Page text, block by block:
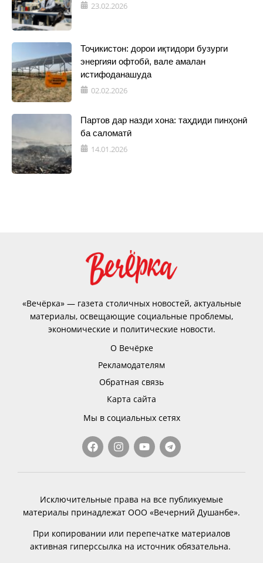
23.02.2026
Тоҷикистон: дорои иқтидори бузурги
энергияи офтобӣ, вале амалан
истифоданашуда
02.02.2026
Партов дар назди хона: таҳдиди пинҳонӣ
ба саломатӣ
14.01.2026
«Вечёрка» — газета столичных новостей, актуальные
материалы, освещающие социальные проблемы,
экономические и политические новости.
О Вечёрке
Рекламодателям
Обратная связь
Карта сайта
Мы в социальных сетях
Исключительные права на все публикуемые
материалы принадлежат ООО «Вечерний Душанбе».
При копировании или перепечатке материалов
активная гиперссылка на источник обязательна.